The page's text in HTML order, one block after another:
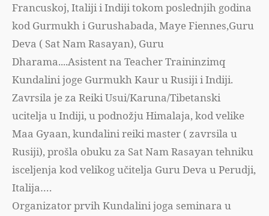
Francuskoj, Italiji i Indiji tokom poslednjih godina
kod Gurmukh i Gurushabada, Maye Fiennes,Guru
Deva ( Sat Nam Rasayan), Guru
Dharama....Asistent na Teacher Traininzimq
Kundalini joge Gurmukh Kaur u Rusiji i Indiji.
Zavrsila je za Reiki Usui/Karuna/Tibetanski
ucitelja u Indiji, u podnožju Himalaja, kod velike
Maa Gyaan, kundalini reiki master ( zavrsila u
Rusiji), prošla obuku za Sat Nam Rasayan tehniku
isceljenja kod velikog učitelja Guru Deva u Perudji,
Italija….
Organizator prvih Kundalini joga seminara u